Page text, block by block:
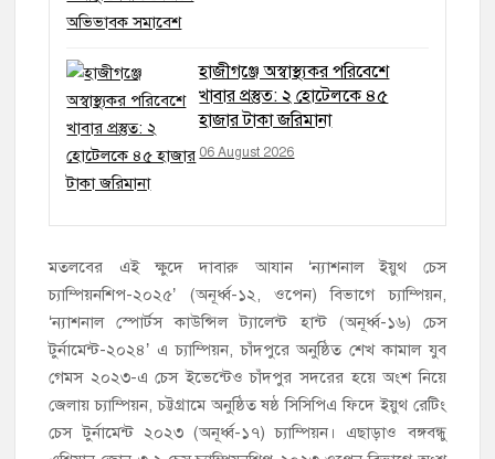
হাজীগঞ্জে অস্বাস্থ্যকর পরিবেশে
খাবার প্রস্তুত: ২ হোটেলকে ৪৫
হাজার টাকা জরিমানা
06 August 2026
মতলবের এই ক্ষুদে দাবারু আযান ‘ন্যাশনাল ইয়ুথ চেস
চ্যাম্পিয়নশিপ-২০২৫’ (অনূর্ধ্ব-১২, ওপেন) বিভাগে চ্যাম্পিয়ন,
‘ন্যাশনাল স্পোর্টস কাউন্সিল ট্যালেন্ট হান্ট (অনূর্ধ্ব-১৬) চেস
টুর্নামেন্ট-২০২৪’ এ চ্যাম্পিয়ন, চাঁদপুরে অনুষ্ঠিত শেখ কামাল যুব
গেমস ২০২৩-এ চেস ইভেন্টেও চাঁদপুর সদরের হয়ে অংশ নিয়ে
জেলায় চ্যাম্পিয়ন, চট্টগ্রামে অনুষ্ঠিত ষষ্ঠ সিসিপিএ ফিদে ইয়ুথ রেটিং
চেস টুর্নামেন্ট ২০২৩ (অনূর্ধ্ব-১৭) চ্যাম্পিয়ন। এছাড়াও বঙ্গবন্ধু